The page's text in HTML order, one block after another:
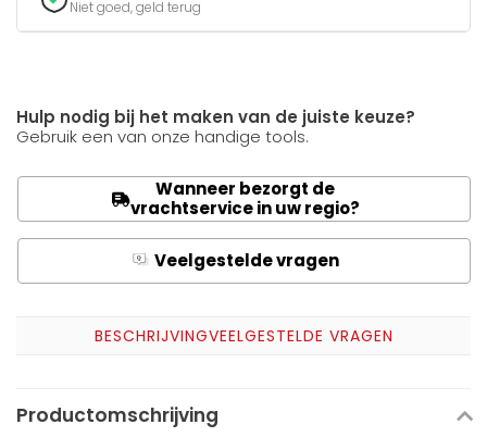
Niet goed, geld terug
Hulp nodig bij het maken van de juiste keuze?
Gebruik een van onze handige tools.
Wanneer bezorgt de
vrachtservice in uw regio?
Q Veelgestelde vragen
BESCHRIJVINGVEELGESTELDE VRAGEN
Productomschrijving